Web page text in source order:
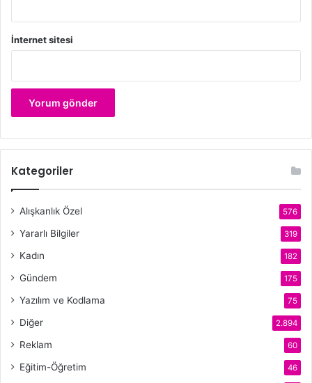
İnternet sitesi
Kategoriler
Alışkanlık Özel 576
Yararlı Bilgiler 319
Kadın 182
Gündem 175
Yazılım ve Kodlama 75
Diğer 2.894
Reklam 60
Eğitim-Öğretim 46